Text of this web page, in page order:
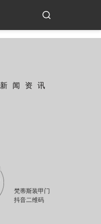
新闻资讯
梵蒂斯装甲门
抖音二维码